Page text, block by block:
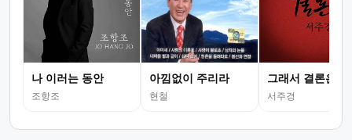
나 이러는 동안
조항조
아낌없이 주리라
현철
그래서 결론은
서주경